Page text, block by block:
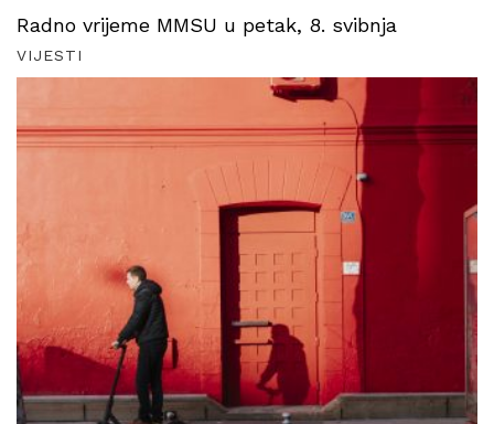
Radno vrijeme MMSU u petak, 8. svibnja
VIJESTI